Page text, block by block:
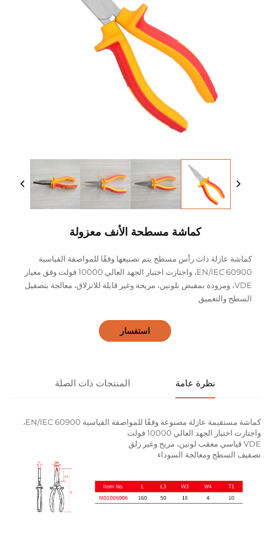
كماشة مسطحة الأنف معزولة
كماشة عازلة ذات رأس مسطح يتم تصنيعها وفقًا للمواصفة القياسية
EN/IEC 60900، واجتازت اختبار الجهد العالي 10000 فولت وفق معيار
VDE، ومزودة بمقبض بلونين، مريحة وغير قابلة للانزلاق، معالجة بتصقيل
السطح والتغميق
استفسار
نظرة عامة المنتجات ذات الصلة
كماشة مستقيمة عازلة مصنوعة وفقًا للمواصفة القياسية EN/IEC 60900،
واجتازت اختبار الجهد العالي 10000 فولت
VDE قياسي معقب لونين، مريح وغير زلق
تصفيف السطح ومعالجة السوداء